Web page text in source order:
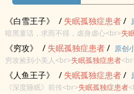
《白雪王子》 / 失眠孤独症患者/
暗黑童话，求而不得，虐身虐心<br>失
短篇 - 完结 - BL<br>奇幻<br>三观崩坏
《穷攻》 / 失眠孤独症患者/ 原创
穷攻捡到小美人<br>失眠孤独症患者
<br>现代<br>穷屌丝攻，乖宝贝受<br>
洞合集》里的《穷攻》<br>
《人鱼王子》 / 失眠孤独症患者/
《深度睡眠》前传<br>失眠孤独症患者